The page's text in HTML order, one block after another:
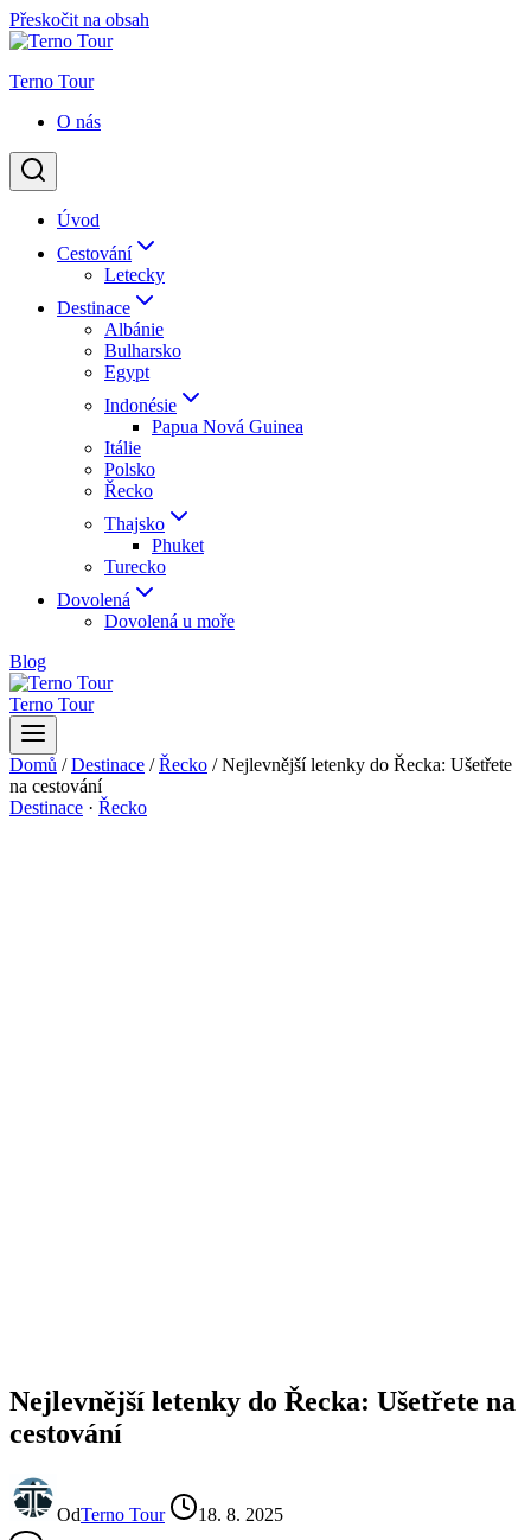
Přeskočit na obsah
Terno Tour
O nás
Úvod
Cestování
Letecky
Destinace
Albánie
Bulharsko
Egypt
Indonésie
Papua Nová Guinea
Itálie
Polsko
Řecko
Thajsko
Phuket
Turecko
Dovolená
Dovolená u moře
Blog
Terno Tour
Domů / Destinace / Řecko / Nejlevnější letenky do Řecka: Ušetřete
na cestování
Destinace · Řecko
Nejlevnější letenky do Řecka: Ušetřete na
cestování
OdTerno Tour
18. 8. 2025